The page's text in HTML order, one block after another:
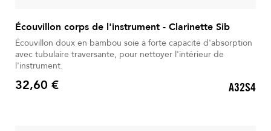
Écouvillon corps de l'instrument - Clarinette Sib
Écouvillon doux en bambou soie à forte capacité d'absorption
avec tubulaire traversante, pour nettoyer l'intérieur de
l'instrument.
Prix
32,60 € A32S4